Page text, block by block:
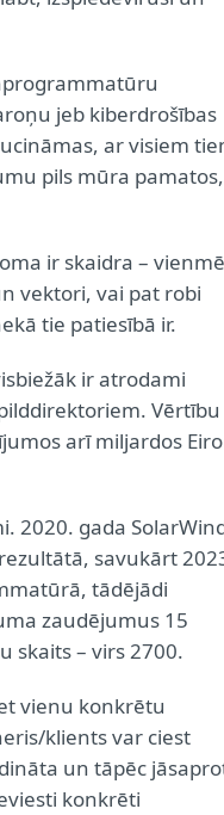
jeb kiberdrošības
ar visiem
pils mūra pamatos,
ir skaidra –
vektori, vai pat robi
tie patiesībā ir.
ir atrodami
Vērtību
arī miljardos Eiro
2020. gada
savukārt
tādējādi
zaudējumus 15
skaits – virs 2700.
vienu konkrētu
klients var ciest
un tāpēc
konkrēti